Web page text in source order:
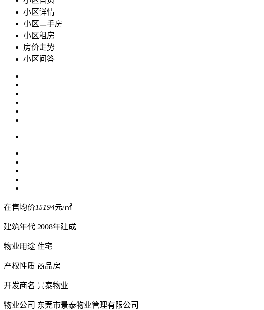
小区详情
小区二手房
小区租房
房价走势
小区问答
在售均价15194元/㎡
建筑年代 2008年建成
物业用途 住宅
产权性质 商品房
开发商名 景泰物业
物业公司 东莞市景泰物业管理有限公司